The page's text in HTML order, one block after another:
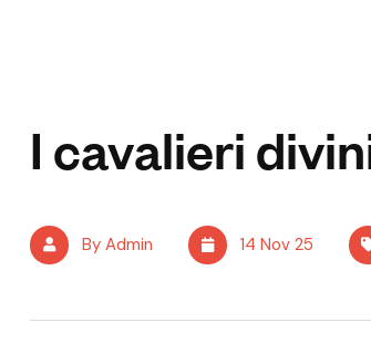
I cavalieri
By Admin 14 Nov 25